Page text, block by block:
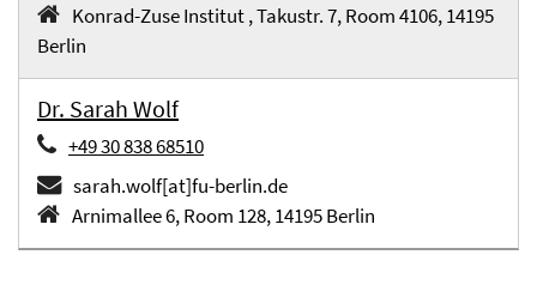
Konrad-Zuse Institut , Takustr. 7, Room 4106, 14195
Berlin
Dr. Sarah Wolf
+49 30 838 68510
sarah.wolf[at]fu-berlin.de
Arnimallee 6, Room 128, 14195 Berlin